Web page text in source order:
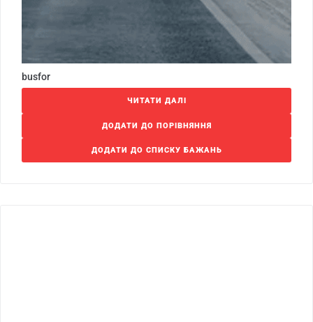
busfor
ЧИТАТИ ДАЛІ
ДОДАТИ ДО ПОРІВНЯННЯ
ДОДАТИ ДО СПИСКУ БАЖАНЬ